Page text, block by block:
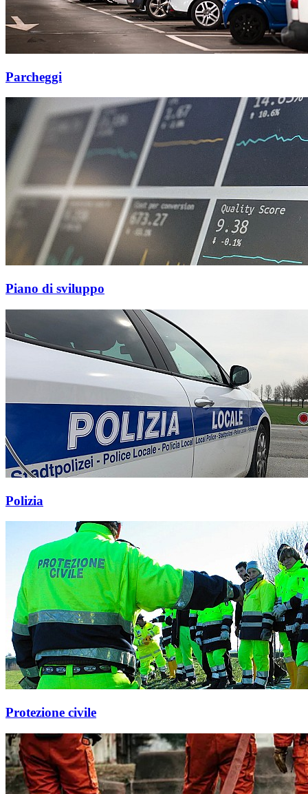
Parcheggi
Piano di sviluppo
Polizia
Protezione civile